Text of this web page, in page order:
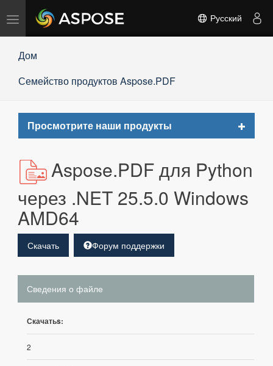
Переключить
навигацию
Русский
Дом
Семейство продуктов Aspose.PDF
Просмотрите наши продукты
Toggle
Aspose.PDF для Python
через .NET 25.5.0 Windows
AMD64
Скачать Форум поддержки
Сведения о файле
Скачатьs:
2